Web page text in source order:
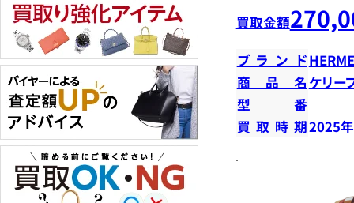
買取金額
ブランド
商品名 ケリー
型番
買取時期2025